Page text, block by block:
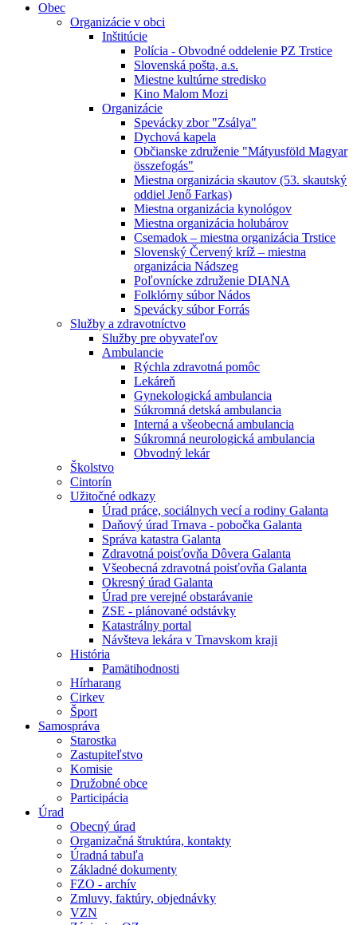
Obec
Organizácie v obci
Inštitúcie
Polícia - Obvodné oddelenie PZ Trstice
Slovenská pošta, a.s.
Miestne kultúrne stredisko
Kino Malom Mozi
Organizácie
Spevácky zbor "Zsálya"
Dychová kapela
Občianske združenie "Mátyusföld Magyar
összefogás"
Miestna organizácia skautov (53. skautský
oddiel Jenő Farkas)
Miestna organizácia kynológov
Miestna organizácia holubárov
Csemadok – miestna organizácia Trstice
Slovenský Červený kríž – miestna
organizácia Nádszeg
Poľovnícke združenie DIANA
Folklórny súbor Nádos
Spevácky súbor Forrás
Služby a zdravotníctvo
Služby pre obyvateľov
Ambulancie
Rýchla zdravotná pomôc
Lekáreň
Gynekologická ambulancia
Súkromná detská ambulancia
Interná a všeobecná ambulancia
Súkromná neurologická ambulancia
Obvodný lekár
Školstvo
Cintorín
Užitočné odkazy
Úrad práce, sociálnych vecí a rodiny Galanta
Daňový úrad Trnava - pobočka Galanta
Správa katastra Galanta
Zdravotná poisťovňa Dôvera Galanta
Všeobecná zdravotná poisťovňa Galanta
Okresný úrad Galanta
Úrad pre verejné obstarávanie
ZSE - plánované odstávky
Katastrálny portal
Návšteva lekára v Trnavskom kraji
História
Pamätihodnosti
Hírharang
Cirkev
Šport
Samospráva
Starostka
Zastupiteľstvo
Komisie
Družobné obce
Participácia
Úrad
Obecný úrad
Organizačná štruktúra, kontakty
Úradná tabuľa
Základné dokumenty
FZO - archív
Zmluvy, faktúry, objednávky
VZN